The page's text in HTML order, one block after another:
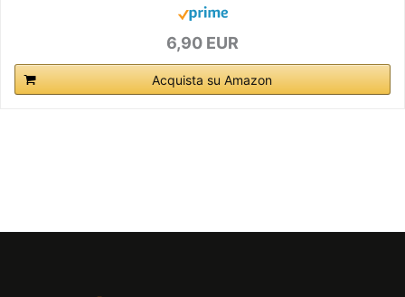
6,90 EUR
Acquista su Amazon